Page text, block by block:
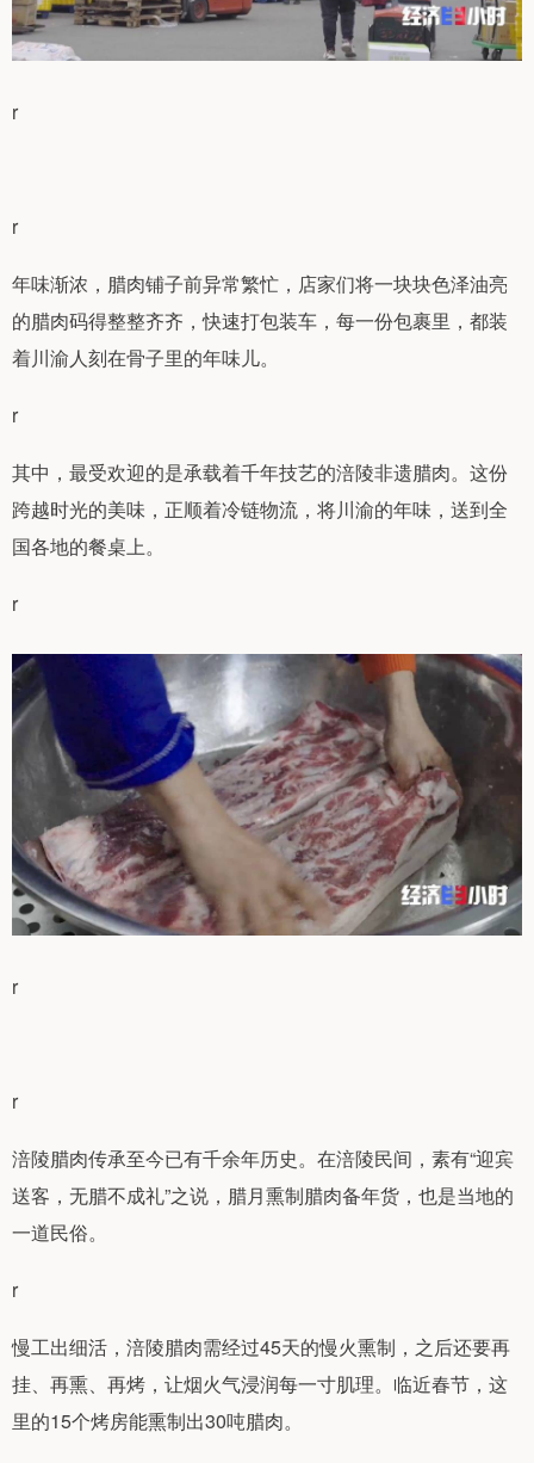
r
r
年味渐浓，腊肉铺子前异常繁忙，店家们将一块块色泽油亮
的腊肉码得整整齐齐，快速打包装车，每一份包裹里，都装
着川渝人刻在骨子里的年味儿。
r
其中，最受欢迎的是承载着千年技艺的涪陵非遗腊肉。这份
跨越时光的美味，正顺着冷链物流，将川渝的年味，送到全
国各地的餐桌上。
r
r
r
涪陵腊肉传承至今已有千余年历史。在涪陵民间，素有“迎宾
送客，无腊不成礼”之说，腊月熏制腊肉备年货，也是当地的
一道民俗。
r
慢工出细活，涪陵腊肉需经过45天的慢火熏制，之后还要再
挂、再熏、再烤，让烟火气浸润每一寸肌理。临近春节，这
里的15个烤房能熏制出30吨腊肉。